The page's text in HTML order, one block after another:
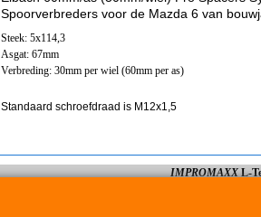
Spoorverbreders voor de Mazda 6 van
Steek: 5x114,3
Asgat: 67mm
Verbreding: 30mm per wiel (60mm per as)
Standaard schroefdraad is M12x1,5
IMPROMAXXL-